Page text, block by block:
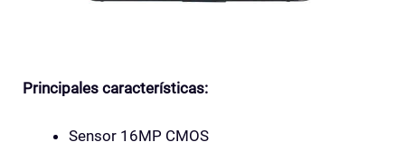
Principales características:
Sensor 16MP CMOS